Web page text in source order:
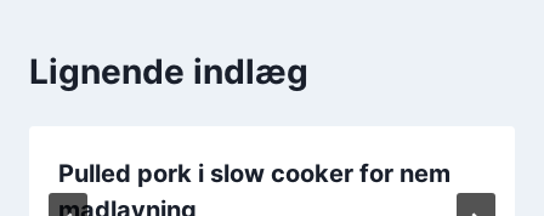
Lignende indlæg
Pulled pork i slow cooker for nem
madlavning